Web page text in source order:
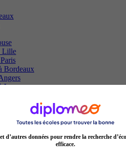
Lille
Bordeaux
Lyon
par alternance
d’autres données pour rendre la recherche
efficace.